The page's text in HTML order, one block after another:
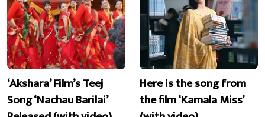
‘Akshara’ Film’s Teej
Song ‘Nachau Barilai’
Here is the song from
the film ‘Kamala Miss’